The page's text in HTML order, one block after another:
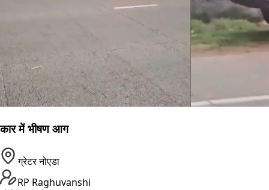
कार में भीषण आग
ग्रेटर नोएडा
RP Raghuvanshi